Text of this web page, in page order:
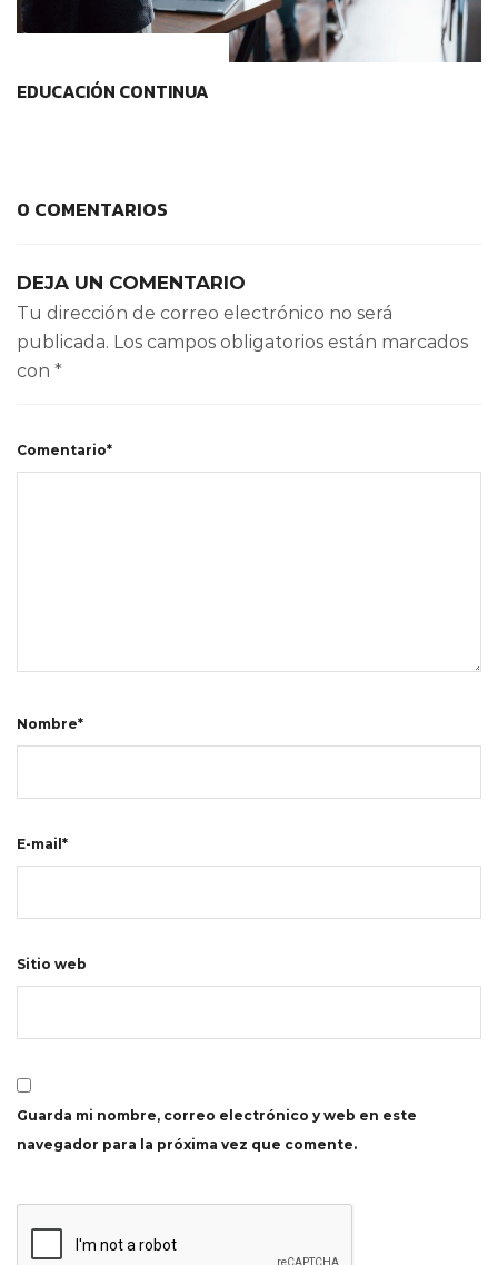
EDUCACIÓN CONTINUA
0 COMENTARIOS
DEJA UN COMENTARIO
Tu dirección de correo electrónico no será
publicada. Los campos obligatorios están marcados
con *
Comentario*
Nombre*
E-mail*
Sitio web
Guarda mi nombre, correo electrónico y web en este
navegador para la próxima vez que comente.